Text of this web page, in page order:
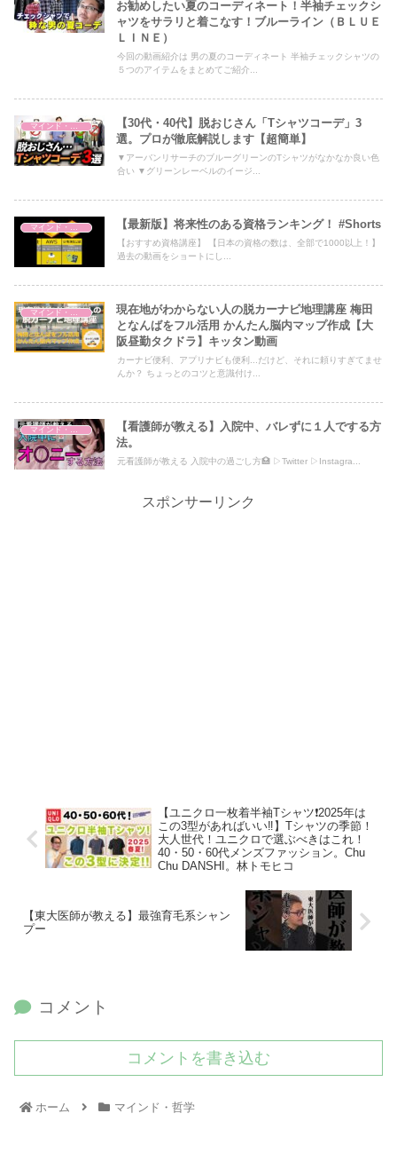
お勧めしたい夏のコーディネート！半袖チェックシ
ャツをサラリと着こなす！ブルーライン（ＢＬＵＥ
ＬＩＮＥ）
今回の動画紹介は 男の夏のコーディネート 半袖チェックシャツの
５つのアイテムをまとめてご紹介...
マインド・哲学
【30代・40代】脱おじさん「Tシャツコーデ」3
選。プロが徹底解説します【超簡単】
▼アーバンリサーチのブルーグリーンのTシャツがなかなか良い色
合い ▼グリーンレーベルのイージ...
マインド・哲学 【最新版】将来性のある資格ランキング！ #Shorts
【おすすめ資格講座】 【日本の資格の数は、全部で1000以上！】
過去の動画をショートにし...
マインド・哲学
現在地がわからない人の脱カーナビ地理講座 梅田
となんばをフル活用 かんたん脳内マップ作成【大
阪昼勤タクドラ】キッタン動画
カーナビ便利、アプリナビも便利...だけど、それに頼りすぎてませ
んか？ ちょっとのコツと意識付け...
【看護師が教える】入院中、バレずに１人でする方
法。
元看護師が教える 入院中の過ごし方🏥 ▷Twitter ▷Instagra...
スポンサーリンク
【ユニクロ一枚着半袖Tシャツ❗️2025年は
この3型があればいい‼️】Tシャツの季節！
大人世代！ユニクロで選ぶべきはこれ！
40・50・60代メンズファッション。Chu
Chu DANSHI。林トモヒコ
【東大医師が教える】最強育毛系シャン
プー
コメント
コメントを書き込む
ホーム マインド・哲学